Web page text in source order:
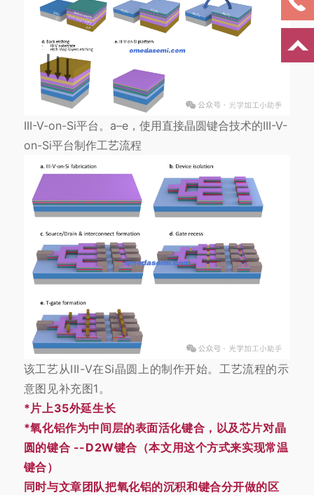
III-V-on-Si平台。a–e，使用直接晶圆键合技术的III-V-
on-Si平台制作工艺流程
该工艺从III-V在Si晶圆上的制作开始。工艺流程的示
意图见补充图1。
*片上35外延生长
*氧化铝作为中间层的表面活化键合，以及芯片对晶
圆的键合 --D2W键合（本文用这个方式来实现常温
键合）
同时与文章团队把氧化铝的沉积和键合分开做的区